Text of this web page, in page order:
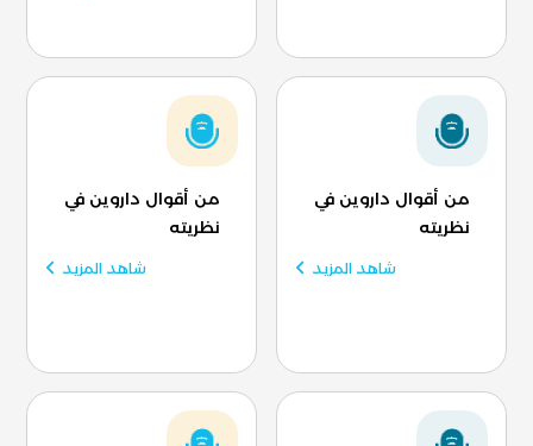
من أقوال داروين في
نظريته
شاهد المزيد
من أقوال داروين في
نظريته
شاهد المزيد